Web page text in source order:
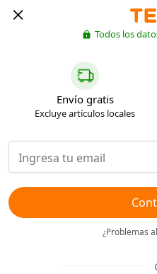
Todos los
Envío gratis
Excluye artículos locales
¿Problemas